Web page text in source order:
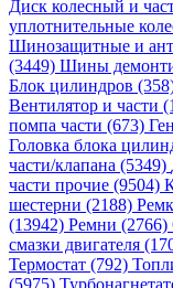
Диск колесный и
уплотнительные
Шинозащитные и
(3449) Шины
Блок цилиндров
Вентилятор и части
помпа части (673)
Головка блока
части/клапана (5349)
части прочие (9504)
шестерни (2188)
(13942) Ремни (2766)
смазки двигателя
Термостат (792)